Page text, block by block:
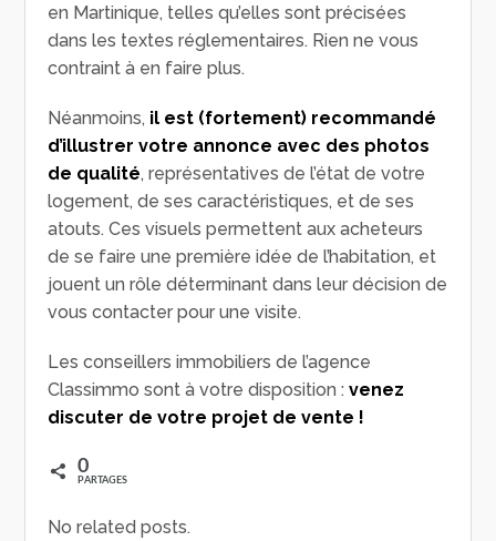
en Martinique, telles qu’elles sont précisées
dans les textes réglementaires. Rien ne vous
contraint à en faire plus.
Néanmoins, il est (fortement) recommandé
d’illustrer votre annonce avec des photos
de qualité, représentatives de l’état de votre
logement, de ses caractéristiques, et de ses
atouts. Ces visuels permettent aux acheteurs
de se faire une première idée de l’habitation, et
jouent un rôle déterminant dans leur décision de
vous contacter pour une visite.
Les conseillers immobiliers de l’agence
Classimmo sont à votre disposition :venez
discuter de votre projet de vente !
0
PARTAGES
No related posts.